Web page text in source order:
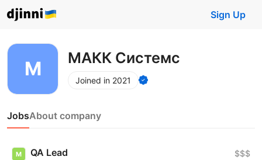
Sign Up
МАКК Системс
Joined in 2021
JobsAbout company
QA Lead $$$